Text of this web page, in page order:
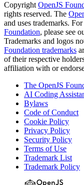
CopyrightOpenJS
rights reserved. The
and uses trademarks.
Foundation, please see
Trademarks and logos
Foundation trademarks
of their respective
affiliation with or
The OpenJS
AI Coding
Bylaws
Code of Conduct
Cookie Policy
Privacy Policy
Security Policy
Terms of Use
Trademark List
Trademark Policy